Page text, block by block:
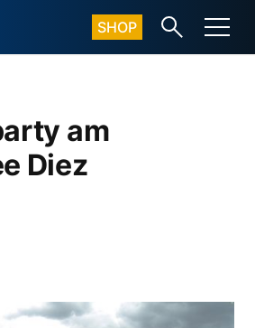
SHOP
am
Diez